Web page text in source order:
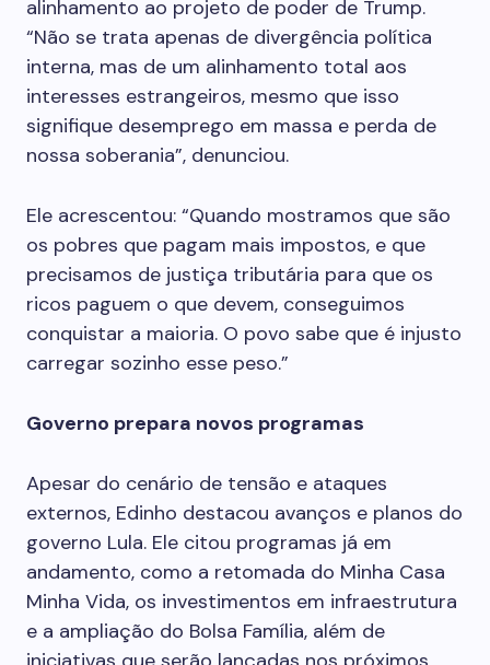
alinhamento ao projeto de poder de Trump.
“Não se trata apenas de divergência política
interna, mas de um alinhamento total aos
interesses estrangeiros, mesmo que isso
signifique desemprego em massa e perda de
nossa soberania”, denunciou.
Ele acrescentou: “Quando mostramos que são
os pobres que pagam mais impostos, e que
precisamos de justiça tributária para que os
ricos paguem o que devem, conseguimos
conquistar a maioria. O povo sabe que é injusto
carregar sozinho esse peso.”
Governo prepara novos programas
Apesar do cenário de tensão e ataques
externos, Edinho destacou avanços e planos do
governo Lula. Ele citou programas já em
andamento, como a retomada do Minha Casa
Minha Vida, os investimentos em infraestrutura
e a ampliação do Bolsa Família, além de